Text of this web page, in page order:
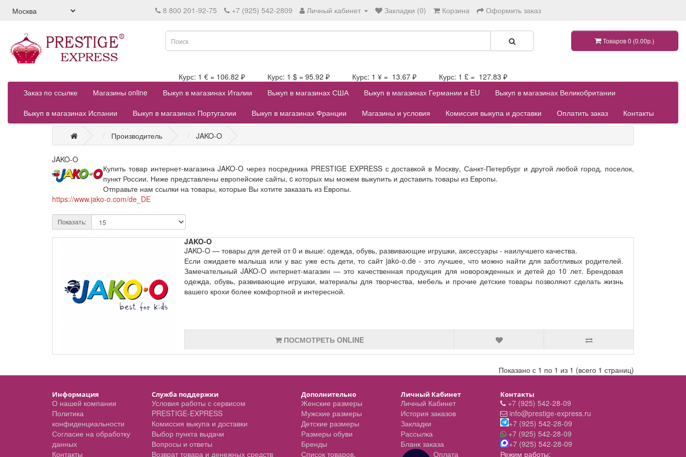
8 800 201-92-75 +7 (925) 542-2809 Личный кабинет Закладки (0) Корзина Оформить заказ
Товаров 0 (0.00р.)
Курс: 1 € = 106.82 ₽ Курс: 1 $ = 95.92 ₽ Курс: 1 ¥ = 13.67 ₽ Курс: 1 £ = 127.83 ₽
Заказ по ссылке
Магазины online Выкуп в магазинах Италии Выкуп в магазинах США Выкуп в магазинах Германии и EU
Выкуп в магазинах Великобритании
Выкуп в магазинах Испании
Выкуп в магазинах Португалии Выкуп в магазинах Франции Магазины и условия Комиссия выкупа и доставки Оплатить заказ Контакты
Производитель JAKO-O
JAKO-O
Купить товар интернет-магазина JAKO-O через посредника PRESTIGE EXPRESS с доставкой в Москву, Санкт-Петербург и другой любой город, поселок,
пункт России. Ниже представлены европейские сайты, c которых мы можем выкупить и доставить товары из Европы.
Отправьте нам ссылки на товары, которые Вы хотите заказать из Европы.
https://www.jako-o.com/de_DE
Показать:
JAKO-O
JAKO-O — товары для детей от 0 и выше: одежда, обувь, развивающие игрушки, аксессуары - наилучшего качества.
Если ожидаете малыша или у вас уже есть дети, то сайт jako-o.de - это лучшее, что можно найти для заботливых родителей.
Замечательный JAKO-O интернет-магазин — это качественная продукция для новорожденных и детей до 10 лет. Брендовая
одежда, обувь, развивающие игрушки, материалы для творчества, мебель и прочие детские товары позволяют сделать жизнь
вашего крохи более комфортной и интересной.
ПОСМОТРЕТЬ ONLINE
Показано с 1 по 1 из 1 (всего 1 страниц)
Информация
О нашей компании
Политика
конфиденциальности
Согласие на обработку
данных
Контакты
Служба поддержки
Условия работы с сервисом
PRESTIGE-EXPRESS
Комиссия выкупа и доставки
Выбор пункта выдачи
Вопросы и ответы
Возврат товара и денежных средств
Дополнительно
Женские размеры
Мужские размеры
Детские размеры
Размеры обуви
Бренды
Список товаров,
Личный Кабинет
Личный Кабинет
История заказов
Закладки
Рассылка
Бланк заказа
Оплата
Контакты
+7 (925) 542-28-09
info@prestige-express.ru
+7 (925) 542-28-09
+7 (925) 542-28-09
+7 (925) 542-28-09
Режим работы: